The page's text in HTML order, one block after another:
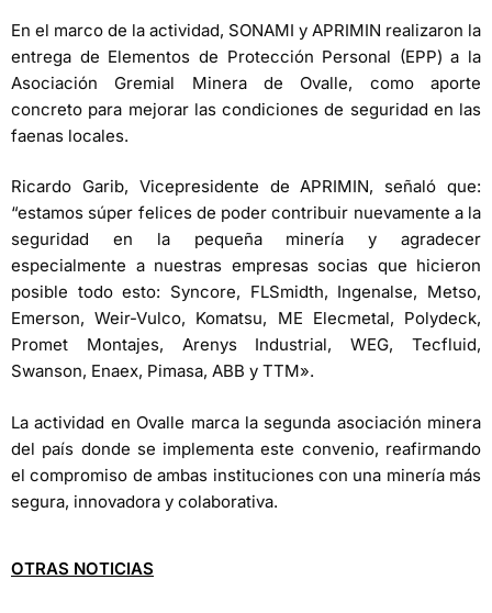
En el marco de la actividad, SONAMI y APRIMIN realizaron la
entrega de Elementos de Protección Personal (EPP) a la
Asociación Gremial Minera de Ovalle, como aporte
concreto para mejorar las condiciones de seguridad en las
faenas locales.
Ricardo Garib, Vicepresidente de APRIMIN, señaló que:
“estamos súper felices de poder contribuir nuevamente a la
seguridad en la pequeña minería y agradecer
especialmente a nuestras empresas socias que hicieron
posible todo esto: Syncore, FLSmidth, Ingenalse, Metso,
Emerson, Weir-Vulco, Komatsu, ME Elecmetal, Polydeck,
Promet Montajes, Arenys Industrial, WEG, Tecfluid,
Swanson, Enaex, Pimasa, ABB y TTM».
La actividad en Ovalle marca la segunda asociación minera
del país donde se implementa este convenio, reafirmando
el compromiso de ambas instituciones con una minería más
segura, innovadora y colaborativa.
OTRAS NOTICIAS